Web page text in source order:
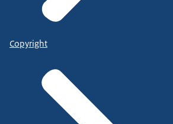
Copyright